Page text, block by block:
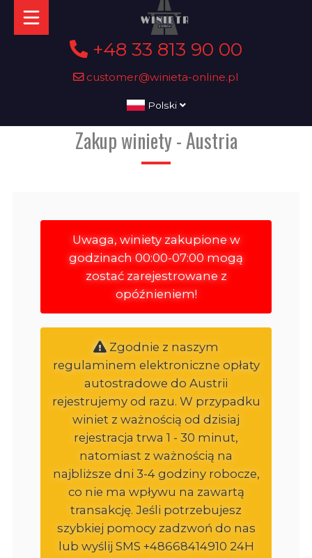
+48 33 813 90 00
customer@winieta-online.pl
Polski
Zakup winiety - Austria
Uwaga, winiety zakupione w
godzinach 00:00-07:00 mogą
zostać zarejestrowane z
opóźnieniem!
Zgodnie z naszym
regulaminem elektroniczne opłaty
autostradowe do Austrii
rejestrujemy od razu. W przypadku
winiet z ważnością od dzisiaj
rejestracja trwa 1 - 30 minut,
natomiast z ważnością na
najbliższe dni 3-4 godziny robocze,
co nie ma wpływu na zawartą
transakcję. Jeśli potrzebujesz
szybkiej pomocy zadzwoń do nas
lub wyślij SMS +48668414910 24H